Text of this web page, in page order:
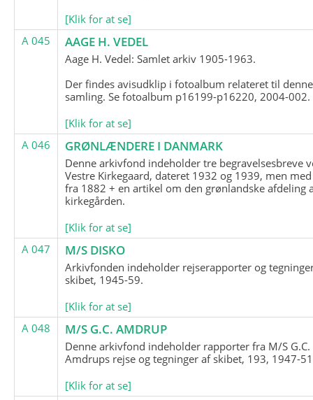
[Klik for at se]
A 045
AAGE H. VEDEL
Aage H. Vedel: Samlet arkiv 1905-1963.
Der findes avisudklip i fotoalbum relateret til denne
samling. Se fotoalbum p16199-p16220, 2004-002.
[Klik for at se]
A 046
GRØNLÆNDERE I DANMARK
Denne arkivfond indeholder tre begravelsesbreve
Vestre Kirkegaard, dateret 1932 og 1939, men
fra 1882 + en artikel om den grønlandske afdeling
kirkegården.
[Klik for at se]
A 047
M/S DISKO
Arkivfonden indeholder rejserapporter og
skibet, 1945-59.
[Klik for at se]
A 048
M/S G.C. AMDRUP
Denne arkivfond indeholder rapporter fra M/S G.C.
Amdrups rejse og tegninger af skibet, 193, 1947-
[Klik for at se]